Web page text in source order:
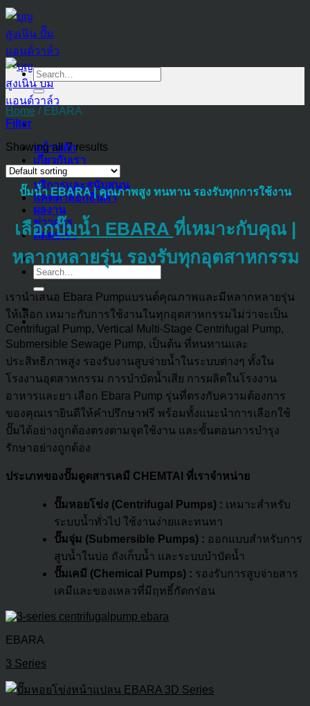
หน้าหลัก
เกี่ยวกับเรา
ผลิตภัณฑ์
บริการและสนับสนุน
แคตตาล็อกสินค้า
ผลงาน
ข่าวสาร
ติดต่อเรา
Search
for:
Search
for:
Home / EBARA
Filter
Showing all 7 results
ปั๊มน้ำ EBARA | คุณภาพสูง ทนทาน รองรับทุกการใช้งาน
เลือกปั๊มน้ำ EBARA ที่เหมาะกับคุณ |
หลากหลายรุ่น รองรับทุกอุตสาหกรรม
เรานำเสนอ Ebara Pumpแบรนด์คุณภาพและมีหลากหลายรุ่น
ให้เลือก เหมาะกับการใช้งานในทุกอุตสาหกรรมไม่ว่าจะเป็น
Centrifugal Pump, Vertical Multi-Stage Centrifugal Pump,
Submersible Sewage Pump, เป็นต้น ที่ทนทานและ
ประสิทธิภาพสูง รองรับงานสูบจ่ายน้ำในระบบต่างๆ ทั้งใน
โรงงานอุตสาหกรรม การบำบัดน้ำเสีย การผลิตในโรงงาน
อาหารและยา เลือก Ebara Pump รุ่นที่ตรงกับความต้องการ
ของคุณเรายินดีให้คำปรึกษาฟรี พร้อมทั้งแนะนำการเลือกใช้
ปั๊มได้อย่างถูกต้องตรงตามจุดใช้งาน และขั้นตอนการบำรุง
รักษาอย่างถูกต้อง
ประเภทของปั๊มดูดสารเคมี CHEMTAI ที่เราจำหน่าย
ปั๊มหอยโข่ง (Centrifugal Pumps) : เหมาะสำหรับ
ระบบน้ำทั่วไป ใช้งานง่ายและทนทา
ปั๊มจุ่ม (Submersible Pumps) : ออกแบบสำหรับการ
สูบน้ำในบ่อ ถังเก็บน้ำ และระบบบำบัดน้ำ
ปั๊มเคมี (Chemical Pumps) : รองรับการสูบจ่ายสาร
เคมีและของเหลวที่มีฤทธิ์กัดกร่อน
EBARA
3 Series